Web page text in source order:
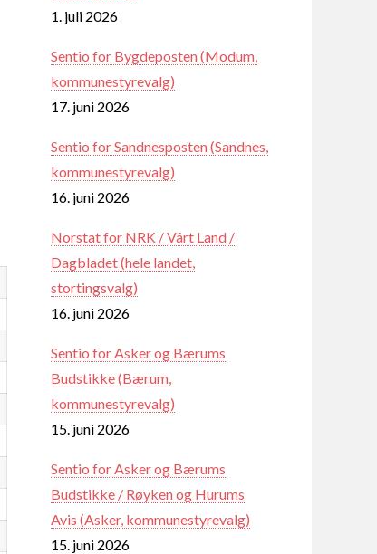
1. juli 2026
Sentio for Bygdeposten (Modum,
kommunestyrevalg)
17. juni 2026
Sentio for Sandnesposten (Sandnes,
kommunestyrevalg)
16. juni 2026
Norstat for NRK / Vårt Land /
Dagbladet (hele landet,
stortingsvalg)
16. juni 2026
Sentio for Asker og Bærums
Budstikke (Bærum,
kommunestyrevalg)
15. juni 2026
Sentio for Asker og Bærums
Budstikke / Røyken og Hurums
Avis (Asker, kommunestyrevalg)
15. juni 2026